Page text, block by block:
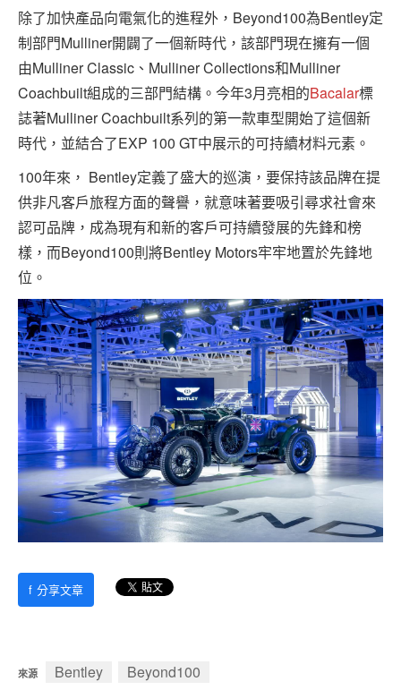
除了加快產品向電氣化的進程外，Beyond100為Bentley定
制部門Mulliner開闢了一個新時代，該部門現在擁有一個
由Mulliner Classic、Mulliner Collections和Mulliner
Coachbuilt組成的三部門結構。今年3月亮相的Bacalar標
誌著Mulliner Coachbuilt系列的第一款車型開始了這個新
時代，並結合了EXP 100 GT中展示的可持續材料元素。
100年來， Bentley定義了盛大的巡演，要保持該品牌在提
供非凡客戶旅程方面的聲譽，就意味著要吸引尋求社會來
認可品牌，成為現有和新的客戶可持續發展的先鋒和榜
樣，而Beyond100則將Bentley Motors牢牢地置於先鋒地
位。
f 分享文章
來源 Bentley Beyond100